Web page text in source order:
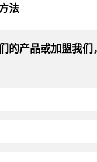
法
的产品或加盟我们